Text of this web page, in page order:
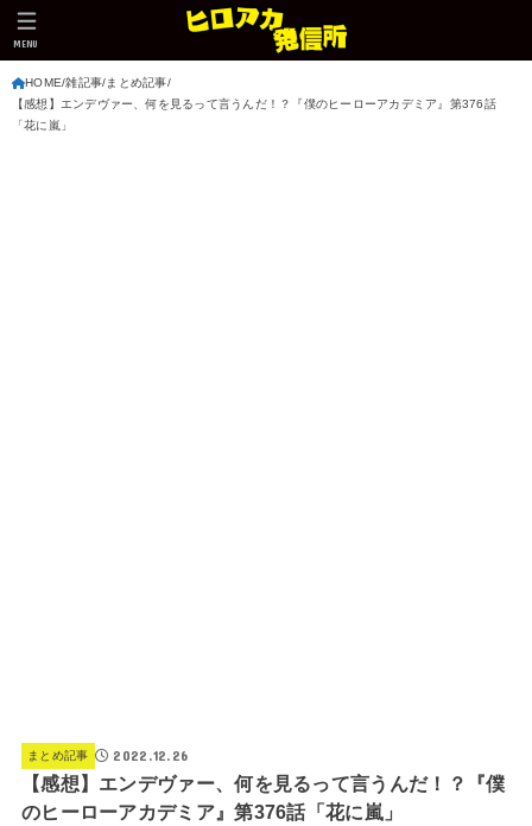
MENU
HOME 雑記事 まとめ記事
【感想】エンデヴァー、何を見るって言うんだ！？『僕のヒーローアカデミア』第376話
「花に嵐」
まとめ記事 2022.12.26
【感想】エンデヴァー、何を見るって言うんだ！？『僕
のヒーローアカデミア』第376話「花に嵐」